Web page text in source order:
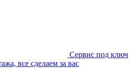
Сервис под ключ
все сделаем за вас